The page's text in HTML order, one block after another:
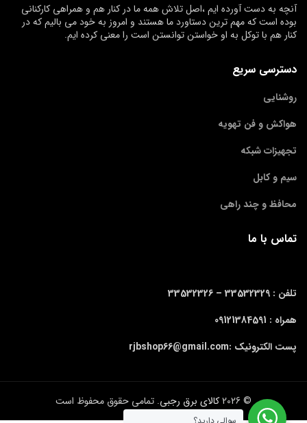
آنچه به دست آورده ایم ،اصل تلاش همه ما در کنار هم و همراهی کارکنانی
بوده است که مهم ترین دستاورد ما هستند و امروز به خود می بالیم که در
کنار هم با توکل به او خواستن توانستن است را معنی کرده ایم.
دسترسی سریع
روشنایی
هواکش و فن تهویه
تجهیزات شبکه
سیم و کابل
محافظ و چند راهی
تماس با ما
تلفن : 33532329 –
همراه : 09121384591
پست الکترونیک :rjbshop66@gmail.com
© 2026 کالای برق رجبی. تمامی حقوق محفوظ است